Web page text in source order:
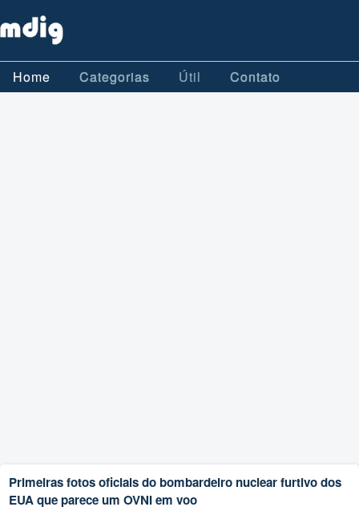
Home Categorias Útil Contato
Primeiras fotos oficiais do bombardeiro nuclear furtivo dos
EUA que parece um OVNI em voo